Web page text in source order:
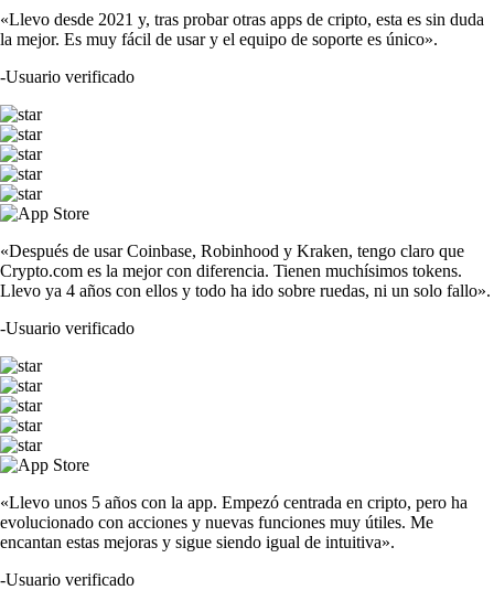
«Llevo desde 2021 y, tras probar otras apps de cripto, esta es sin duda
la mejor. Es muy fácil de usar y el equipo de soporte es único».
-Usuario verificado
«Después de usar Coinbase, Robinhood y Kraken, tengo claro que
Crypto.com es la mejor con diferencia. Tienen muchísimos tokens.
Llevo ya 4 años con ellos y todo ha ido sobre ruedas, ni un solo fallo».
-Usuario verificado
«Llevo unos 5 años con la app. Empezó centrada en cripto, pero ha
evolucionado con acciones y nuevas funciones muy útiles. Me
encantan estas mejoras y sigue siendo igual de intuitiva».
-Usuario verificado